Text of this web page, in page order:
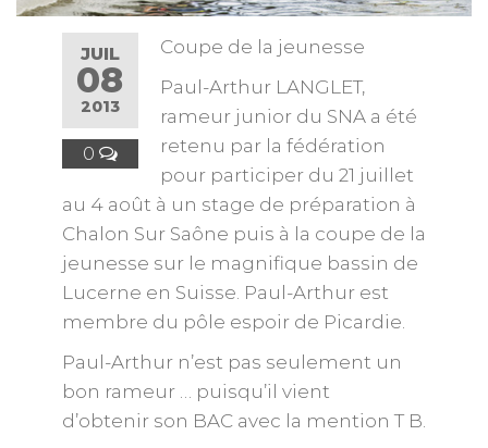
JUIL
08
2013
0
Coupe de la jeunesse
Paul-Arthur LANGLET,
rameur junior du SNA a été
retenu par la fédération
pour participer du 21 juillet
au 4 août à un stage de préparation à
Chalon Sur Saône puis à la coupe de la
jeunesse sur le magnifique bassin de
Lucerne en Suisse. Paul-Arthur est
membre du pôle espoir de Picardie.
Paul-Arthur n’est pas seulement un
bon rameur … puisqu’il vient
d’obtenir son BAC avec la mention T B.